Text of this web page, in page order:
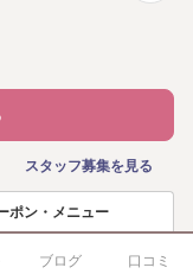
スタッフ募集を見る
ポン・メニュー
ブログ 口コミ